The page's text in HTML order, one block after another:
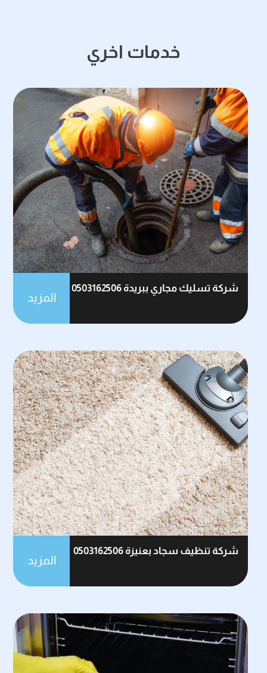
خدمات اخري
شركة تسليك مجاري ببريدة 0503162506
المزيد
شركة تنظيف سجاد بعنيزة 0503162506
المزيد